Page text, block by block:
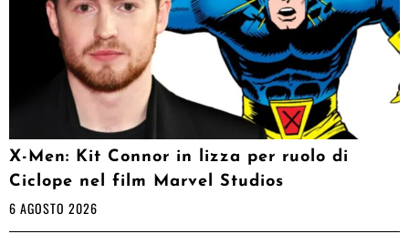
X-Men: Kit Connor in lizza per ruolo di
Ciclope nel film Marvel Studios
6 AGOSTO 2026